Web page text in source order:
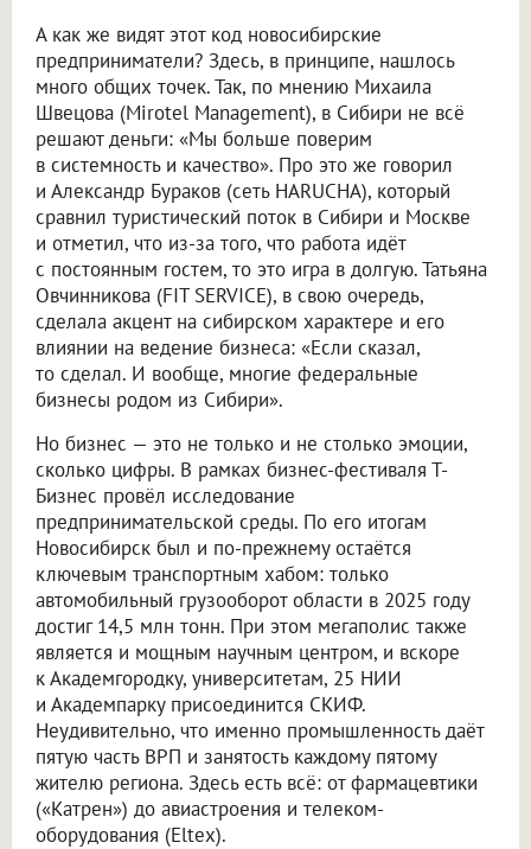
А как же видят этот код новосибирские
предприниматели? Здесь, в принципе, нашлось
много общих точек. Так, по мнению Михаила
Швецова (Mirotel Management), в Сибири не всё
решают деньги: «Мы больше поверим
в системность и качество». Про это же говорил
и Александр Бураков (сеть HARUCHA), который
сравнил туристический поток в Сибири и Москве
и отметил, что из-за того, что работа идёт
с постоянным гостем, то это игра в долгую. Татьяна
Овчинникова (FIT SERVICE), в свою очередь,
сделала акцент на сибирском характере и его
влиянии на ведение бизнеса: «Если сказал,
то сделал. И вообще, многие федеральные
бизнесы родом из Сибири».
Но бизнес — это не только и не столько эмоции,
сколько цифры. В рамках бизнес-фестиваля Т-
Бизнес провёл исследование
предпринимательской среды. По его итогам
Новосибирск был и по-прежнему остаётся
ключевым транспортным хабом: только
автомобильный грузооборот области в 2025 году
достиг 14,5 млн тонн. При этом мегаполис также
является и мощным научным центром, и вскоре
к Академгородку, университетам, 25 НИИ
и Академпарку присоединится СКИФ.
Неудивительно, что именно промышленность даёт
пятую часть ВРП и занятость каждому пятому
жителю региона. Здесь есть всё: от фармацевтики
(«Катрен») до авиастроения и телеком-
оборудования (Eltex).